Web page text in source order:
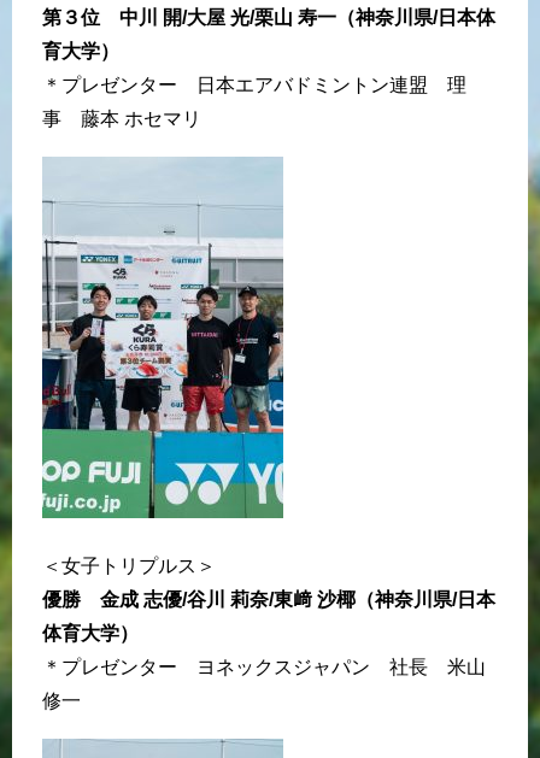
第３位 中川 開/大屋 光/栗山 寿一（神奈川県/日本体
育大学）
＊プレゼンター 日本エアバドミントン連盟 理
事 藤本 ホセマリ
＜女子トリプルス＞
優勝 金成 志優/谷川 莉奈/東﨑 沙椰（神奈川県/日本
体育大学）
＊プレゼンター ヨネックスジャパン 社長 米山
修一